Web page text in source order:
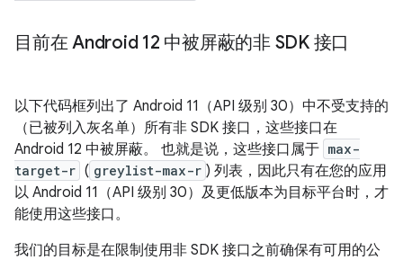
目前在 Android 12 中被屏蔽的非 SDK 接口
以下代码框列出了 Android 11（API 级别 30）中不受支持的
（已被列入灰名单）所有非 SDK 接口，这些接口在
Android 12 中被屏蔽。 也就是说，这些接口属于 max-
target-r ( greylist-max-r ) 列表，因此只有在您的应用
以 Android 11（API 级别 30）及更低版本为目标平台时，才
能使用这些接口。
我们的目标是在限制使用非 SDK 接口之前确保有可用的公